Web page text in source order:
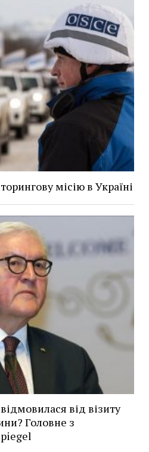
місію в Україні
від візиту
Головне з